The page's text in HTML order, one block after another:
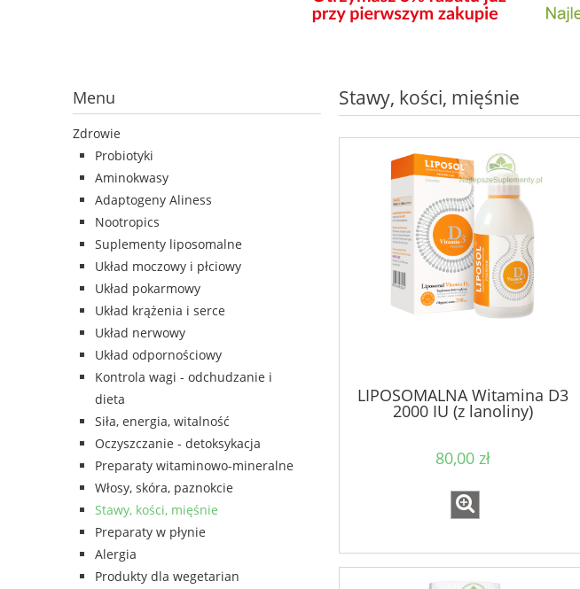
Menu
Zdrowie
Probiotyki
Aminokwasy
Adaptogeny Aliness
Nootropics
Suplementy liposomalne
Układ moczowy i płciowy
Układ pokarmowy
Układ krążenia i serce
Układ nerwowy
Układ odpornościowy
Kontrola wagi - odchudzanie i
dieta
Siła, energia, witalność
Oczyszczanie - detoksykacja
Preparaty witaminowo-mineralne
Włosy, skóra, paznokcie
Stawy, kości, mięśnie
Preparaty w płynie
Alergia
Produkty dla wegetarian
Stawy, kości, mięśnie
LIPOSOMALNA Witamina D3
2000 IU (z lanoliny)
80,00 zł